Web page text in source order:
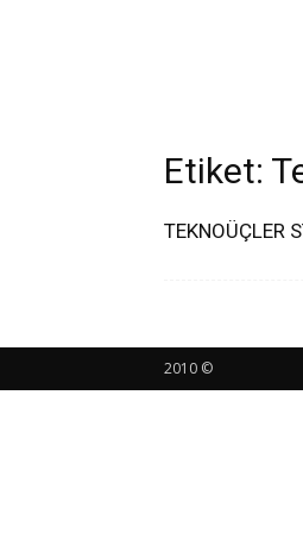
Etiket:
TEKNOÜÇLER
2010 ©